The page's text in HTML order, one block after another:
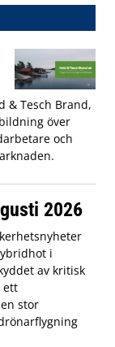
& Tesch Brand,
över
och
2026
i
av kritisk
ett
stor